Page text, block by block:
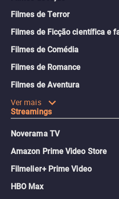
Filmes de Terror
Filmes de Ficção científica e
Filmes de Comédia
Filmes de Romance
Filmes de Aventura
Ver mais
Streamings
Noverama TV
Amazon Prime Video Store
Filmelier+ Prime Video
HBO Max